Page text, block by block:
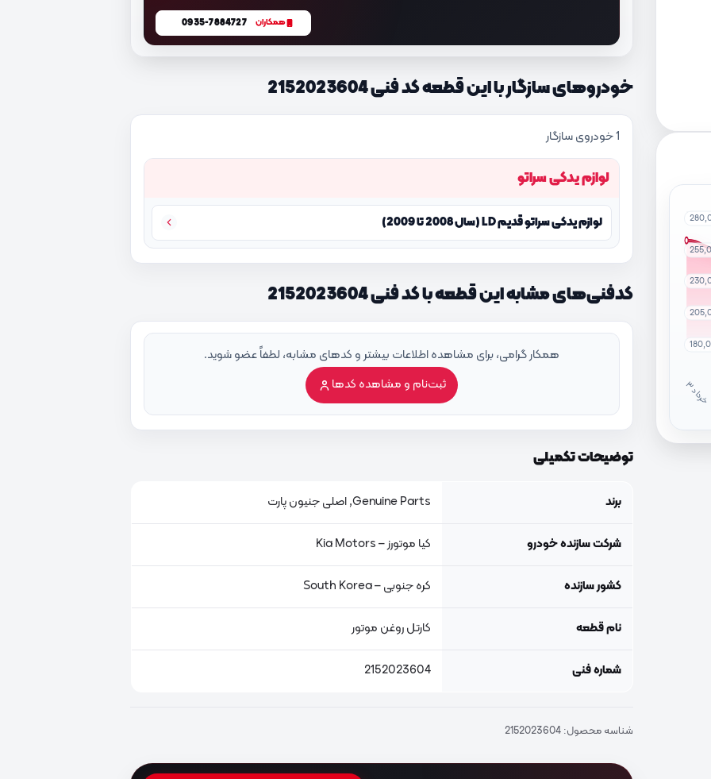
خ
ر
داد
۳
همکاران 0935-7884727
خودروهای سازگار با این قطعه کد فنی 2152023604
1 خودروی سازگار
لوازم یدکی سراتو
لوازم یدکی سراتو قدیم LD (سال 2008 تا 2009)
کدفنی‌های مشابه این قطعه با کد فنی 2152023604
همکار گرامی، برای مشاهده اطلاعات بیشتر و کدهای مشابه، لطفاً عضو شوید.
ثبت‌نام و مشاهده کدها
توضیحات تکمیلی
برند Genuine Parts, اصلی جنیون پارت
شرکت سازنده خودرو کیا موتورز – Kia Motors
کشور سازنده کره جنوبی – South Korea
نام قطعه کارتل روغن موتور
شماره فنی 2152023604
شناسه محصول:2152023604